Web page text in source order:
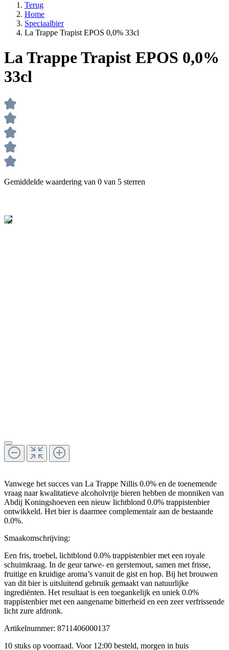
Terug
Home
Speciaalbier
La Trappe Trapist EPOS 0,0% 33cl
La Trappe Trapist EPOS 0,0%
33cl
Gemiddelde waardering van 0 van 5 sterren
Vanwege het succes van La Trappe Nillis 0.0% en de toenemende
vraag naar kwalitatieve alcoholvrije bieren hebben de monniken van
Abdij Koningshoeven een nieuw lichtblond 0.0% trappistenbier
ontwikkeld. Het bier is daarmee complementair aan de bestaande
0.0%.
Smaakomschrijving:
Een fris, troebel, lichtblond 0.0% trappistenbier met een royale
schuimkraag. In de geur tarwe- en gerstemout, samen met frisse,
fruitige en kruidige aroma’s vanuit de gist en hop. Bij het brouwen
van dit bier is uitsluitend gebruik gemaakt van natuurlijke
ingrediënten. Het resultaat is een toegankelijk en uniek 0.0%
trappistenbier met een aangename bitterheid en een zeer verfrissende
licht zure afdronk.
Artikelnummer: 8711406000137
10 stuks op voorraad. Voor 12:00 besteld, morgen in huis